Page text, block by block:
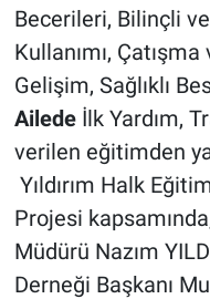
Becerileri, Bilinçli
Kullanımı,
Gelişim, Sağlıklı
Ailedeİlk Yardım,
verilen eğitimden
Yıldırım Halk
Projesi
Müdürü Nazım
Derneği Başkanı